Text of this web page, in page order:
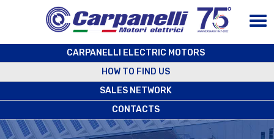
CARPANELLI ELECTRIC MOTORS
HOW TO FIND US
SALES NETWORK
CONTACTS